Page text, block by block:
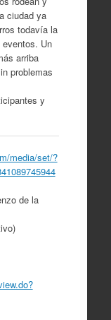
ciudad ya
todavía la
Un
arriba
problemas
y
media/set/?
de la